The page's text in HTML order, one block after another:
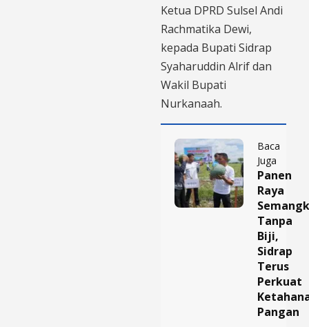
Ketua DPRD Sulsel Andi
Rachmatika Dewi,
kepada Bupati Sidrap
Syaharuddin Alrif dan
Wakil Bupati
Nurkanaah.
Baca
Juga
Panen
Raya
Tanpa
Biji,
Sidrap
Terus
Perkuat
Pangan